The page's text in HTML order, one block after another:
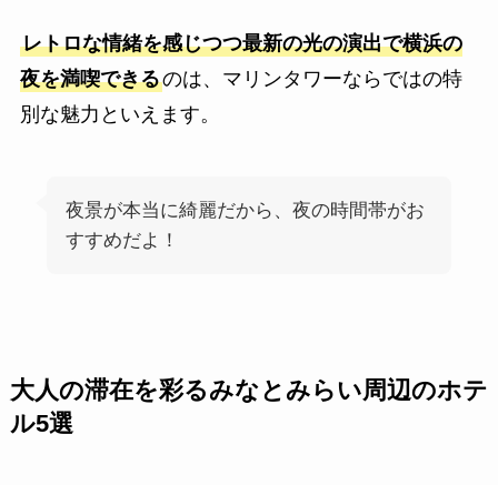
レトロな情緒を感じつつ最新の光の演出で横浜の
夜を満喫できるのは、マリンタワーならではの特
別な魅力といえます。
夜景が本当に綺麗だから、夜の時間帯がお
すすめだよ！
大人の滞在を彩るみなとみらい周辺のホテ
ル5選